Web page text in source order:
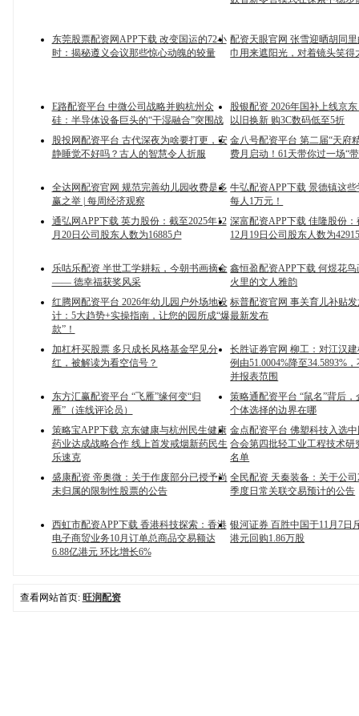
东莞股票配资网APP下载 改变国运的72小
时：揭秘遵义会议那些惊心动魄的较量
配资天眼官网 张雪迎晒胡同
巾用来遮阳光，对着镜头笑得
E路配资平台 中微公司战略并购杭州众
硅：半导体设备巨头的“干湿融合”突围战
股银配资 2026年国补上线京
以旧换新 购3C数码低至5折
股投网配资平台 古代深夜为啥要打更，安
静睡觉不好吗？古人的智慧令人折服
金八号配资平台 第二届“天府
费月启动！61天带你过一场“
全达网配资官网 规范完善幼儿园收费是多
赢之举 | 每周经济观察
牛弘配资APP下载 景德镇这
每人1万元！
通弘网APP下载 英力股份：截至2025年12
月20日公司股东人数为16885户
深富配资APP下载 佳隆股份：
12月19日公司股东人数为
乐咕乐配资 半世工学耕耘，今朝书画摘金
—— 德幸福获奖风采
鑫恒盈配资APP下载 何煜花
火里的文人雅韵
红腾网配资平台 2026年幼儿园户外场地设
计：5大趋势+实操指南，让您的园所成“爆
款”！
标普配资官网 事关育儿补贴
最新发布
加杠杆买股票 多只成长风格基金罕见分
红，被解读为看空信号？
长胜证券官网 柳工：对江汉
例由51.0004%降至34.5893%
并报表范围
东方汇赢配资平台 “飞雁”缘何变“归
雁”（连线评论员）
策略通配资平台 “鼠名”背后
个体选择的边界在哪
策略宝APP下载 京东健康与杭州民生健康
药业达成战略合作 线上首发戒烟新药民生
乐速克
金点配资平台 佛塑科技入选
合会第四批轻工业工程技术研
名单
盛康配资 帝奥微：关于作废部分已授予尚
未归属的限制性股票的公告
全民配资 天秦装备：关于公司
季度日常关联交易预计的公告
西虹市配资APP下载 香港科技探索：香港
电子商贸业务10月订单总商品交易额达
6.88亿港元 环比增长6%
银河证券 百胜中国于11月7日
港元回购1.86万股
查看网站首页: 旺润配资